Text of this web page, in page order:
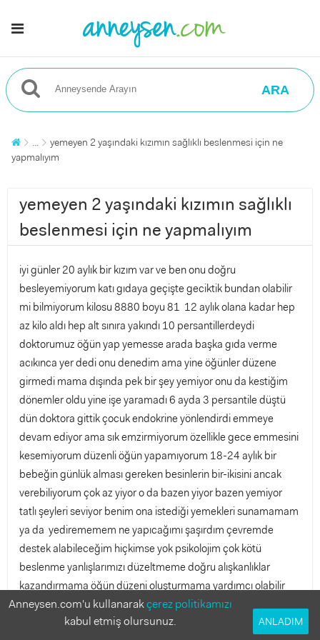
ARA
...
yemeyen 2 yaşındaki kızımın sağlıklı beslenmesi için ne
yapmalıyım
yemeyen 2 yaşındaki kızımın sağlıklı
beslenmesi için ne yapmalıyım
iyi günler 20 aylık bir kızım var ve ben onu doğru
besleyemiyorum katı gıdaya geçişte geciktik bundan olabilir
mi bilmiyorum kilosu 8880 boyu 81 12 aylık olana kadar hep
az kilo aldı hep alt sınıra yakındı 10 persantillerdeydi
doktorumuz öğün yap yemesse arada başka gıda verme
acıkınca yer dedi onu denedim ama yine öğünler düzene
girmedi mama dışında pek bir şey yemiyor onu da kestiğim
dönemler oldu yine işe yaramadı 6 ayda 3 persantile düştü
dün doktora gittik çocuk endokrine yönlendirdi emmeye
devam ediyor ama sık emzirmiyorum özellikle gece emmesini
kesemiyorum düzenli öğün yapamıyorum 18-24 aylık bir
bebeğin günlük alması gereken besinlerin bir-ikisini ancak
verebiliyorum çok az yiyor o da bazen yiyor bazen yemiyor
tatlı şeyleri seviyor benim ona istediği yemekleri sunamamam
ya da yedirememem ne yapıcağımı şaşırdım çevremde
destek alabileceğim hiçkimse yok psikolojim çok kötü
beslenme yanlışlarımızı düzeltmeme doğru alışkanlıklar
kazandırmama öğün düzeni oluşturmama yardımcı olabilir
misiniz?
Anneysen.com'u kullanarakçerez politikamızı
kabul etmiş olursunuz.
ANLADIM